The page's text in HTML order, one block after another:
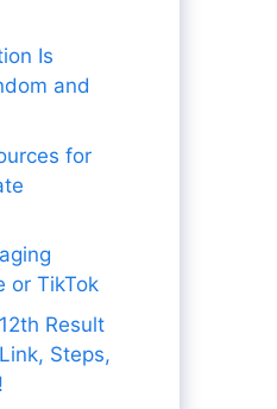
Is
and
for
or TikTok
Result
Steps,